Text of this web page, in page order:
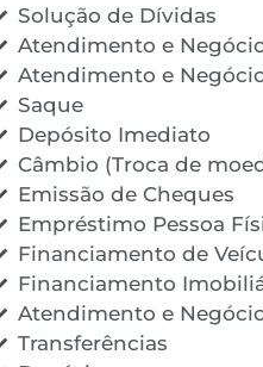
Solução de Dívidas
Atendimento e
Atendimento e
Saque
Depósito Imediato
Câmbio (Troca de
Emissão de Cheques
Empréstimo Pessoa
Financiamento de
Financiamento
Atendimento e
Transferências